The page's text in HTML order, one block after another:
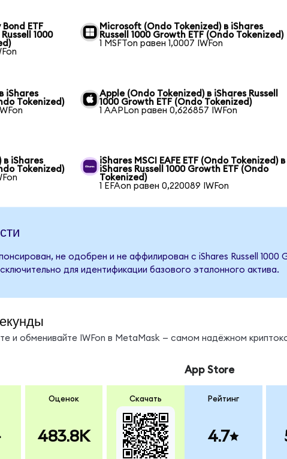
ETF
1000
Microsoft (Ondo Tokenized) в iShares
Russell 1000 Growth ETF (Ondo Tokenized)
1 MSFTon равен 1,0007 IWFon
iShares
Tokenized)
Apple (Ondo Tokenized) в iShares Russell
1000 Growth ETF (Ondo Tokenized)
1 AAPLon равен 0,626857 IWFon
в iShares
Tokenized)
iShares MSCI EAFE ETF (Ondo Tokenized) в
iShares Russell 1000 Growth ETF (Ondo
Tokenized)
1 EFAon равен 0,220089 IWFon
не одобрен и не аффилирован с iShares Russell 1000
для идентификации базового эталонного актива.
и обменивайте IWFon в MetaMask — самом надёжном
Оценок
483.8K
Скачать
App Store
Рейтинг
4.7